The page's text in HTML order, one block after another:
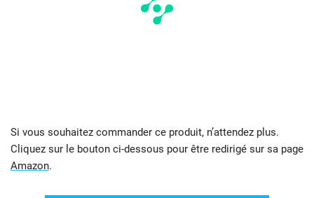
Si vous souhaitez commander ce produit, n’attendez plus.
Cliquez sur le bouton ci-dessous pour être redirigé sur sa page
Amazon.